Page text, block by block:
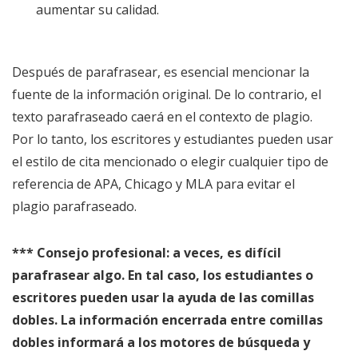
aumentar su calidad.
Después de parafrasear, es esencial mencionar la
fuente de la información original. De lo contrario, el
texto parafraseado caerá en el contexto de plagio.
Por lo tanto, los escritores y estudiantes pueden usar
el estilo de cita mencionado o elegir cualquier tipo de
referencia de APA, Chicago y MLA para evitar el
plagio parafraseado.
*** Consejo profesional: a veces, es difícil
parafrasear algo. En tal caso, los estudiantes o
escritores pueden usar la ayuda de las comillas
dobles. La información encerrada entre comillas
dobles informará a los motores de búsqueda y